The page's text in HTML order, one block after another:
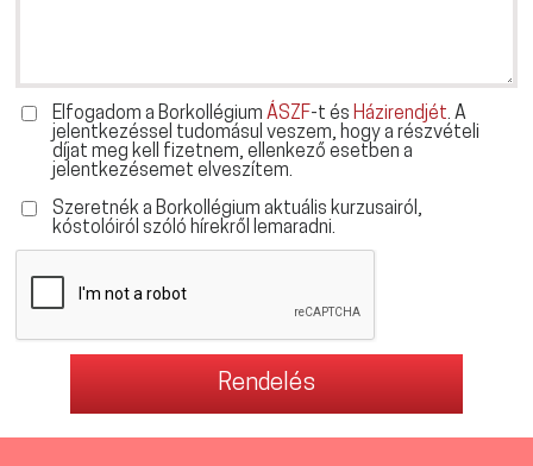
Elfogadom a Borkollégium ÁSZF-t és Házirendjét. A
jelentkezéssel tudomásul veszem, hogy a részvételi
díjat meg kell fizetnem, ellenkező esetben a
jelentkezésemet elveszítem.
Szeretnék a Borkollégium aktuális kurzusairól,
kóstolóiról szóló hírekről lemaradni.